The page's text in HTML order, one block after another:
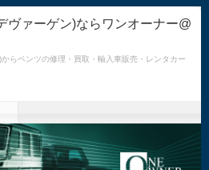
ヴァーゲン)ならワンオーナー@
ベンツの修理・買取・輸入車販売・レンタカー